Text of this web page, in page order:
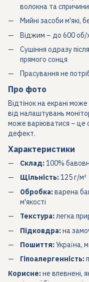
волокна та
Мийні засоби м'які,
Віджим – до 600 об/
Сушіння одразу
прямого сонця
Прасування не
Про фото
Відтінок на екрані
від налаштувань
може варіюватися – це
дефект.
Характеристики
Склад:100%
Щільність:125 г/м²
Обробка:варена
м'якості
Текстура:легка
Підковдра:на
Пошиття:Україна,
Гіпоалергенність:
Корисне:не впевнені,